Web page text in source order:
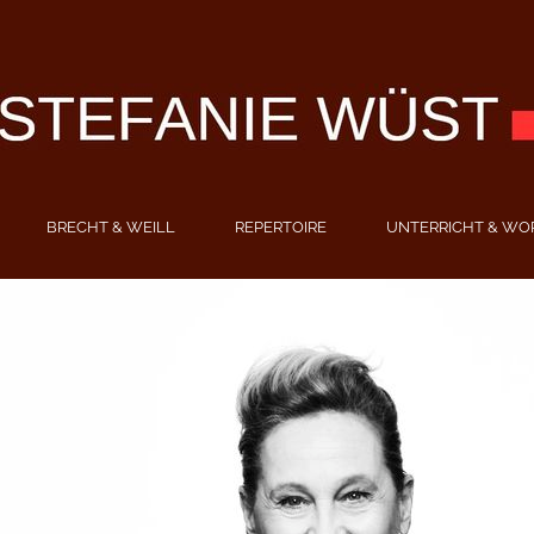
BRECHT & WEILL REPERTOIRE UNTERRICHT &